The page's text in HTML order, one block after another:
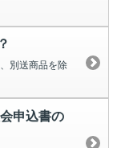
別送商品を除
申込書の